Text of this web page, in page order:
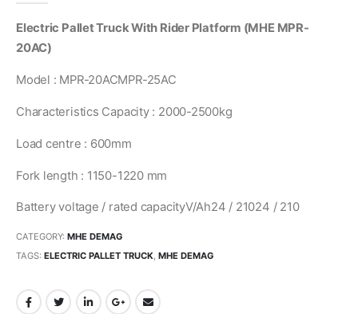
Electric Pallet Truck With Rider Platform (MHE MPR-
20AC)
Model : MPR-20ACMPR-25AC
Characteristics Capacity : 2000-2500kg
Load centre : 600mm
Fork length : 1150-1220 mm
Battery voltage / rated capacityV/Ah24 / 21024 / 210
CATEGORY: MHE DEMAG
TAGS: ELECTRIC PALLET TRUCK MHE DEMAG